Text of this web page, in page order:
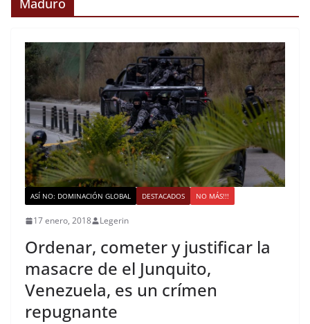
Maduro
ASÍ NO: DOMINACIÓN GLOBAL DESTACADOS NO MÁS!!!
17 enero, 2018 Legerin
Ordenar, cometer y justificar la
masacre de el Junquito,
Venezuela, es un crímen
repugnante